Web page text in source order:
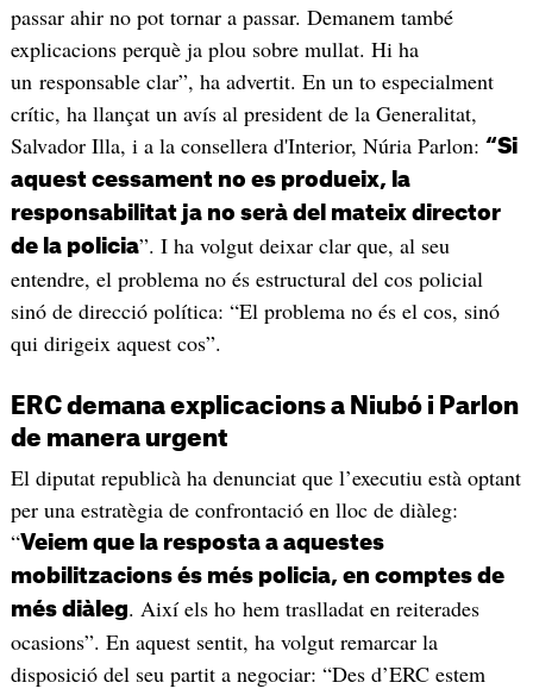
passar ahir no pot tornar a passar. Demanem també
explicacions perquè ja plou sobre mullat. Hi ha
un responsable clar”, ha advertit. En un to especialment
crític, ha llançat un avís al president de la Generalitat,
Salvador Illa, i a la consellera d'Interior, Núria Parlon: “Si
aquest cessament no es produeix, la
responsabilitat ja no serà del mateix director
de la policia”. I ha volgut deixar clar que, al seu
entendre, el problema no és estructural del cos policial
sinó de direcció política: “El problema no és el cos, sinó
qui dirigeix aquest cos”.
ERC demana explicacions a Niubó i Parlon
de manera urgent
El diputat republicà ha denunciat que l’executiu està optant
per una estratègia de confrontació en lloc de diàleg:
“Veiem que la resposta a aquestes
mobilitzacions és més policia, en comptes de
més diàleg. Així els ho hem traslladat en reiterades
ocasions”. En aquest sentit, ha volgut remarcar la
disposició del seu partit a negociar: “Des d’ERC estem